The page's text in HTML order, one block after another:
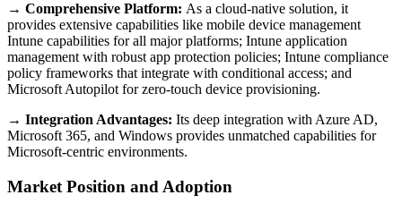
→ Comprehensive Platform: As a cloud-native solution, it
provides extensive capabilities like mobile device management
Intune capabilities for all major platforms; Intune application
management with robust app protection policies; Intune compliance
policy frameworks that integrate with conditional access; and
Microsoft Autopilot for zero-touch device provisioning.
→ Integration Advantages: Its deep integration with Azure AD,
Microsoft 365, and Windows provides unmatched capabilities for
Microsoft-centric environments.
Market Position and Adoption